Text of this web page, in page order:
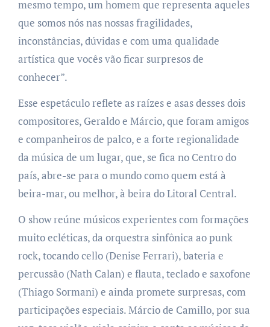
mesmo tempo, um homem que representa aqueles
que somos nós nas nossas fragilidades,
inconstâncias, dúvidas e com uma qualidade
artística que vocês vão ficar surpresos de
conhecer”.
Esse espetáculo reflete as raízes e asas desses dois
compositores, Geraldo e Márcio, que foram amigos
e companheiros de palco, e a forte regionalidade
da música de um lugar, que, se fica no Centro do
país, abre-se para o mundo como quem está à
beira-mar, ou melhor, à beira do Litoral Central.
O show reúne músicos experientes com formações
muito ecléticas, da orquestra sinfônica ao punk
rock, tocando cello (Denise Ferrari), bateria e
percussão (Nath Calan) e flauta, teclado e saxofone
(Thiago Sormani) e ainda promete surpresas, com
participações especiais. Márcio de Camillo, por sua